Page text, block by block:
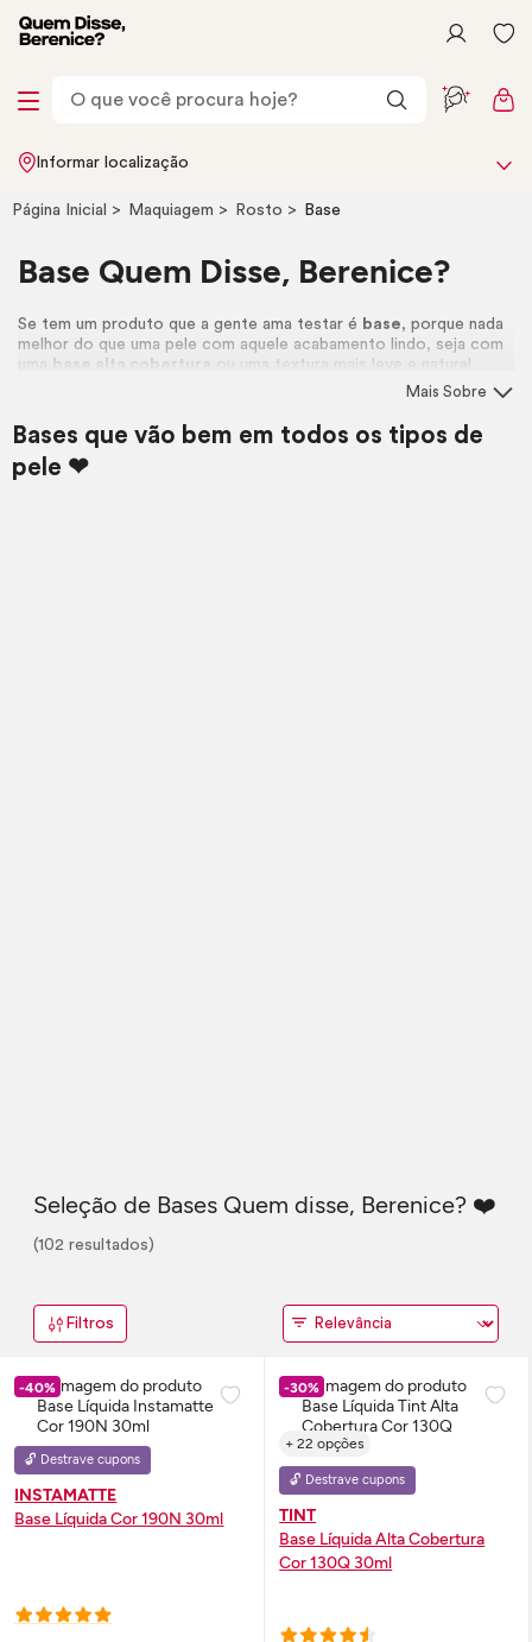
Informar localização
Página Inicial Maquiagem Rosto Base
Base Quem Disse, Berenice?
Se tem um produto que a gente ama testar é base, porque nada
melhor do que uma pele com aquele acabamento lindo, seja com
uma base alta cobertura
ou uma textura mais leve e natural.
Ainda em dúvida sobre qual base escolher? Faça o teste de tom
no nossoRecomendador de Make. <3
Mais Sobre
Bases que vão bem em todos os tipos de
pele ❤
Seleção de Bases Quem disse, Berenice? ❤️
(102 resultados)
Filtros
-40%
🔓 Destrave cupons
INSTAMATTE
Base Líquida Cor 190N 30ml
-30%
+ 22 opções
🔓 Destrave cupons
TINT
Base Líquida Alta Cobertura
Cor 130Q 30ml